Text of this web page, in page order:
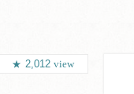
2,012 view